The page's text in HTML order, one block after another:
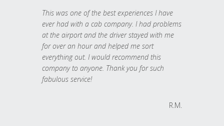
This was one of the best experiences I have
ever had with a cab company. I had problems
at the airport and the driver stayed with me
for over an hour and helped me sort
everything out. I would recommend this
company to anyone. Thank you for such
fabulous service!
R.M.